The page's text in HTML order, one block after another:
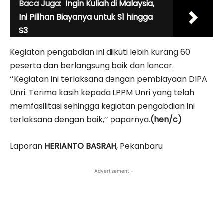
Baca Juga: Ingin Kuliah di Malaysia,
Ini Pilihan Biayanya untuk S1 hingga
S3
Kegiatan pengabdian ini diikuti lebih kurang 60
peserta dan berlangsung baik dan lancar.
‘’Kegiatan ini terlaksana dengan pembiayaan DIPA
Unri. Terima kasih kepada LPPM Unri yang telah
memfasilitasi sehingga kegiatan pengabdian ini
terlaksana dengan baik,’’ paparnya.(hen/c)
Laporan HERIANTO BASRAH, Pekanbaru
- Advertisement -